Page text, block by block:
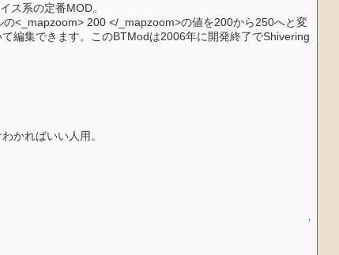
ス系の定番MOD。
<_mapzoom> 200 </_mapzoom>の値を200から250へと変
編集できます。このBTModは2006年に開発終了でShivering
かればいい人用。
↑